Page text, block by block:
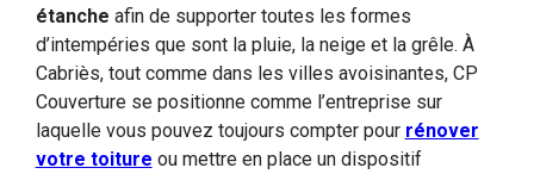
étanche afin de supporter toutes les formes
d’intempéries que sont la pluie, la neige et la grêle. À
Cabriès, tout comme dans les villes avoisinantes, CP
Couverture se positionne comme l’entreprise sur
laquelle vous pouvez toujours compter pour rénover
votre toiture ou mettre en place un dispositif